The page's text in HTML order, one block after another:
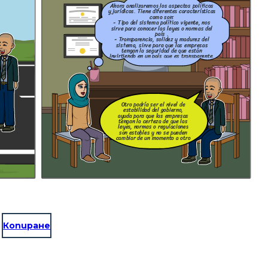
Ahora analizaremos los aspectos políticos
y jurídicos. Tiene diferentes características
como son:
- Tipo del sistema político vigente, nos
sirve para conocer las leyes o normas del
país .
- Transparencia, solidez y madurez del
sistema, sirve para que las empresas
tengan la seguridad de que están
invirtiendo en un país que es transparente.
Otro podría ser el nivel de
estabilidad del gobierno,
ayuda para que las empresas
tengan la certeza de que las
leyes, normas o regulaciones
son estables y no se pueden
cambiar de un momento a otro
Копиране